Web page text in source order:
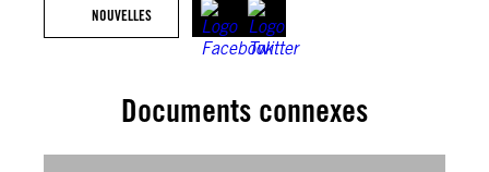
NOUVELLES
Documents connexes